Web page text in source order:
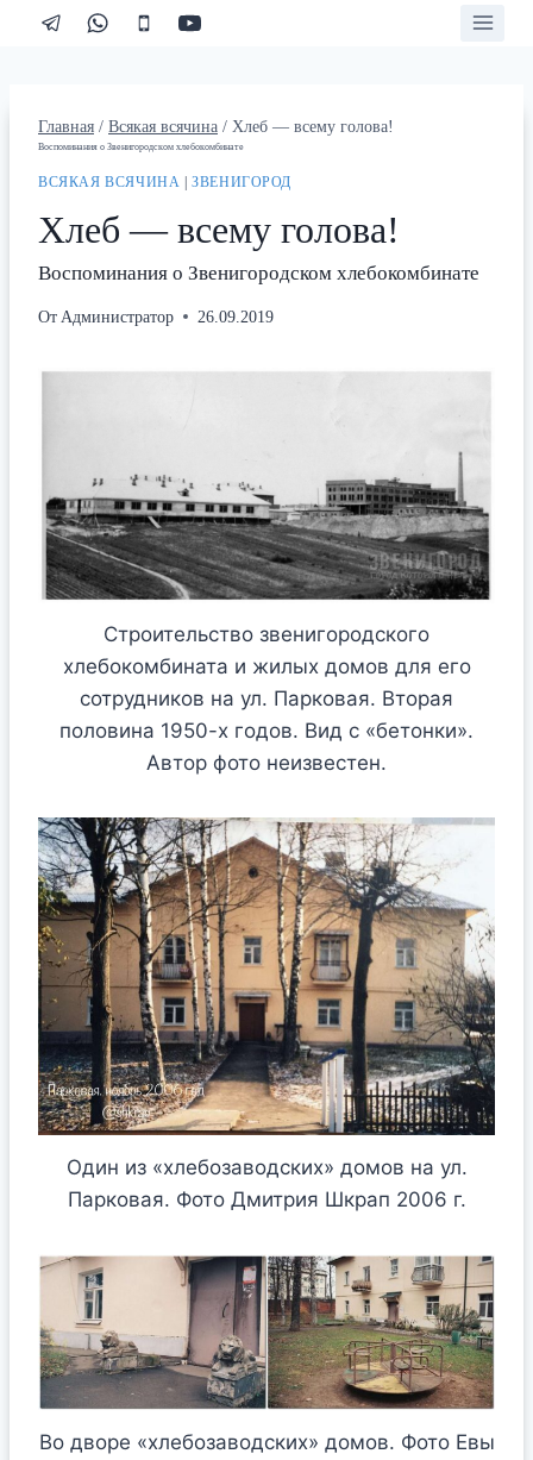
Перейти
Главная / Всякая всячина / Хлеб — всему голова!
Воспоминания о Звенигородском хлебокомбинате
ВСЯКАЯ ВСЯЧИНА |ЗВЕНИГОРОД
Хлеб — всему голова!
Воспоминания о Звенигородском хлебокомбинате
От Администратор 26.09.2019
Строительство звенигородского
хлебокомбината и жилых домов для его
сотрудников на ул. Парковая. Вторая
половина 1950-х годов. Вид с «бетонки».
Автор фото неизвестен.
Один из «хлебозаводских» домов на ул.
Парковая. Фото Дмитрия Шкрап 2006 г.
Во дворе «хлебозаводских» домов. Фото Евы